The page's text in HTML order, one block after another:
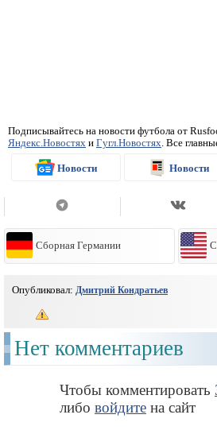
Подписывайтесь на новости футбола от
Яндекс.Новостях и Гугл.Новостях . Все
Новости Новости
Сборная Германии
Опубликовал: Дмитрий Кондратьев
Нет комментариев
Чтобы комментировать
либо войдите на сайт